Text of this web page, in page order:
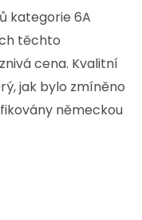
kategorie 6A
těchto
cena. Kvalitní
jak bylo zmíněno
německou